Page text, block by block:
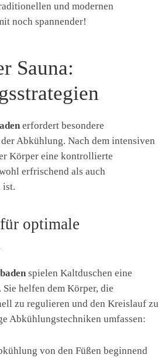
und modernen
noch spannender!
Sauna:
erfordert besondere
Abkühlung. Nach dem intensiven
Körper eine kontrollierte
erfrischend als auch
ist.
optimale
spielen Kaltduschen eine
helfen dem Körper, die
zu regulieren und den Kreislauf zu
Abkühlungstechniken umfassen:
von den Füßen beginnend